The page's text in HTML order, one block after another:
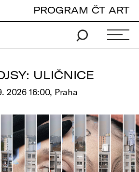
PROGRAM ČT ART
ULIČNICE
2026 16:00, Praha